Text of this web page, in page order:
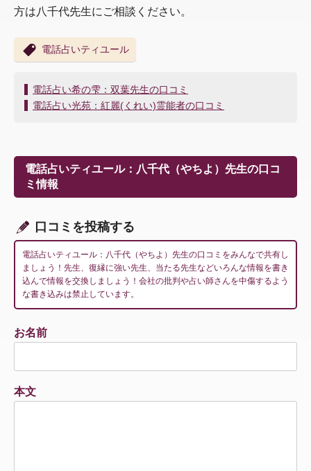
方は八千代先生にご相談ください。
電話占いティユール
投
稿
ー
シ
ョ
電話占い希の雫：双葉先生の口コミ
電話占い光苑：紅麗(くれい)霊能者の口コミ
電話占いティユール：八千代（やちよ）先生の口コ
ミ情報
口コミを投稿する
電話占いティユール：八千代（やちよ）先生の口コミをみんなで共有し
ましょう！先生、復縁に強い先生、当たる先生などいろんな情報を書き
込んで情報を交換しましょう！会社の批判や占い師さんを中傷するよう
な書き込みは禁止しています。
お名前
本文